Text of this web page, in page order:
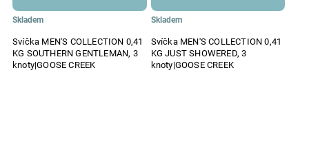
Svíčka MEN'S COLLECTION 0,41
KG SOUTHERN GENTLEMAN, 3
knoty|GOOSE CREEK
Skladem
Svíčka MEN'S COLLECTION 0,41
KG JUST SHOWERED, 3
knoty|GOOSE CREEK
Skladem